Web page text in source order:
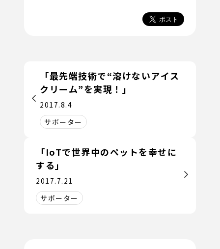
「最先端技術で“溶けないアイス
クリーム”を実現！」
2017.8.4
サポーター
「IoTで世界中のペットを幸せに
する」
2017.7.21
サポーター